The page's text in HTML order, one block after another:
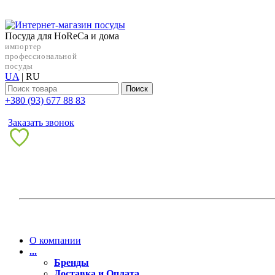
Посуда для HoReCa и дома
импортер
профессиональной
посуды
UA | RU
Поиск
+38‎0 (93) 677 88 83
Заказать звонок
О компании
...
Бренды